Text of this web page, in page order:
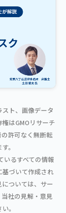
ト、画像データ
はGMOリサーチ
許可なく無断転
。
いるすべての情報
づいて作成され
ついては、サー
社の見解・意見
。